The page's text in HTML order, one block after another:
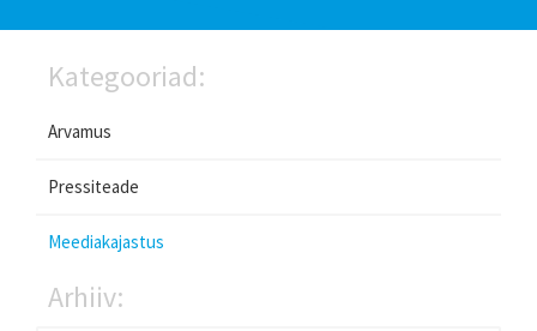
Kategooriad:
Arvamus
Pressiteade
Meediakajastus
Arhiiv: